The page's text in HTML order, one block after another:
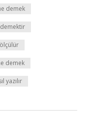
demek
demektir
demek
yazılır